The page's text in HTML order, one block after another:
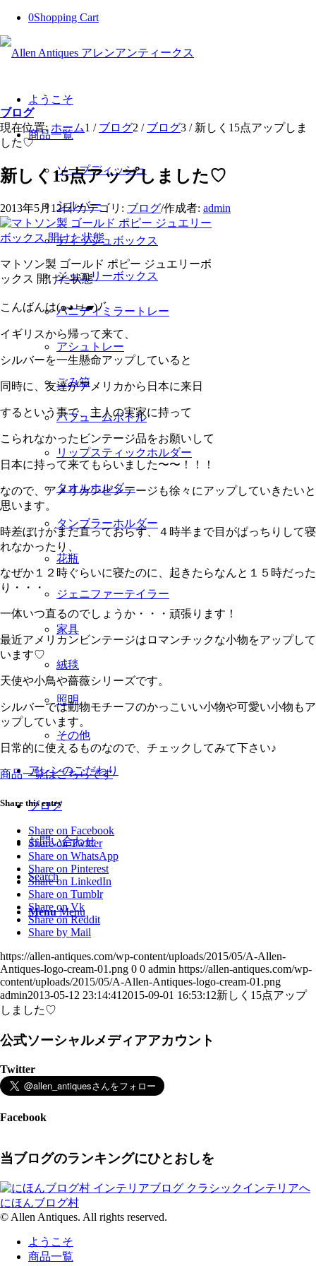
0Shopping Cart
ようこそ
商品一覧
ソープディッシュ
シルバー
ティッシュボックス
ジュエリーボックス
バニティミラートレー
アシュトレー
ごみ箱
パフュームボトル
リップスティックホルダー
タオルホルダー
タンブラーホルダー
花瓶
ジェニファーテイラー
家具
絨毯
照明
その他
アレンのこだわり
ブログ
お問い合わせ
Search
Menu Menu
ブログ
現在位置: ホーム1 / ブログ2 / ブログ3 / 新しく15点アップしま
した♡
新しく15点アップしました♡
2013年5月12日/カテゴリ: ブログ/作成者: admin
マトソン製 ゴールド ポピー ジュエリーボ
ックス 開けた状態
こんばんは(๑◕ㅂ▰)ﾉﾞ
イギリスから帰って来て、
シルバーを一生懸命アップしていると
同時に、友達がアメリカから日本に来日
するという事で、主人の実家に持って
こられなかったビンテージ品をお願いして
日本に持って来てもらいました〜〜！！！
なので、アメリカンビンテージも徐々にアップしていきたいと
思います。
時差ぼけがまだ直っておらず、４時半まで目がぱっちりして寝
れなかったり、
なぜか１２時ぐらいに寝たのに、起きたらなんと１５時だった
り・・・
一体いつ直るのでしょうか・・・頑張ります！
最近アメリカンビンテージはロマンチックな小物をアップして
います♡
天使や小鳥や薔薇シリーズです。
シルバーでは動物モチーフのかっこいい小物や可愛い小物もア
ップしています。
日常的に使えるものなので、チェックしてみて下さい♪
商品一覧はこちらです
Share this entry
Share on Facebook
Share on Twitter
Share on WhatsApp
Share on Pinterest
Share on LinkedIn
Share on Tumblr
Share on Vk
Share on Reddit
Share by Mail
https://allen-antiques.com/wp-content/uploads/2015/05/A-Allen-
Antiques-logo-cream-01.png 0 0 admin https://allen-antiques.com/wp-
content/uploads/2015/05/A-Allen-Antiques-logo-cream-01.png
admin2013-05-12 23:14:41 2015-09-01 16:53:12新しく15点アップ
しました♡
公式ソーシャルメディアアカウント
Twitter
Facebook
当ブログのランキングにひとおしを
にほんブログ村
© Allen Antiques. All rights reserved.
ようこそ
商品一覧